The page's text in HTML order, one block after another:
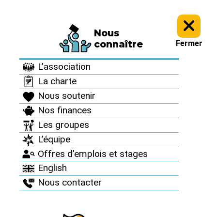
Nous
connaître
L’association
La charte
Nous soutenir
Nos finances
Les groupes
L’équipe
Offres d’emplois et stages
English
Nous contacter
Fermer
Informez vous > Culture antinucléaire >
Archives : Des artistes
Archives : Des artistes
avec nous
Vinsz
Publié le 6 juillet 2011